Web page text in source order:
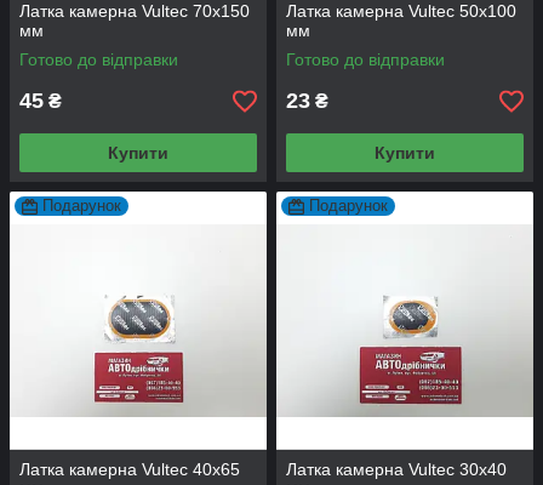
Латка камерна Vultec 70x150
мм
Готово до відправки
45 ₴
Купити
Латка камерна Vultec 50x100
мм
Готово до відправки
23 ₴
Купити
Подарунок
Латка камерна Vultec 40x65
Подарунок
Латка камерна Vultec 30x40